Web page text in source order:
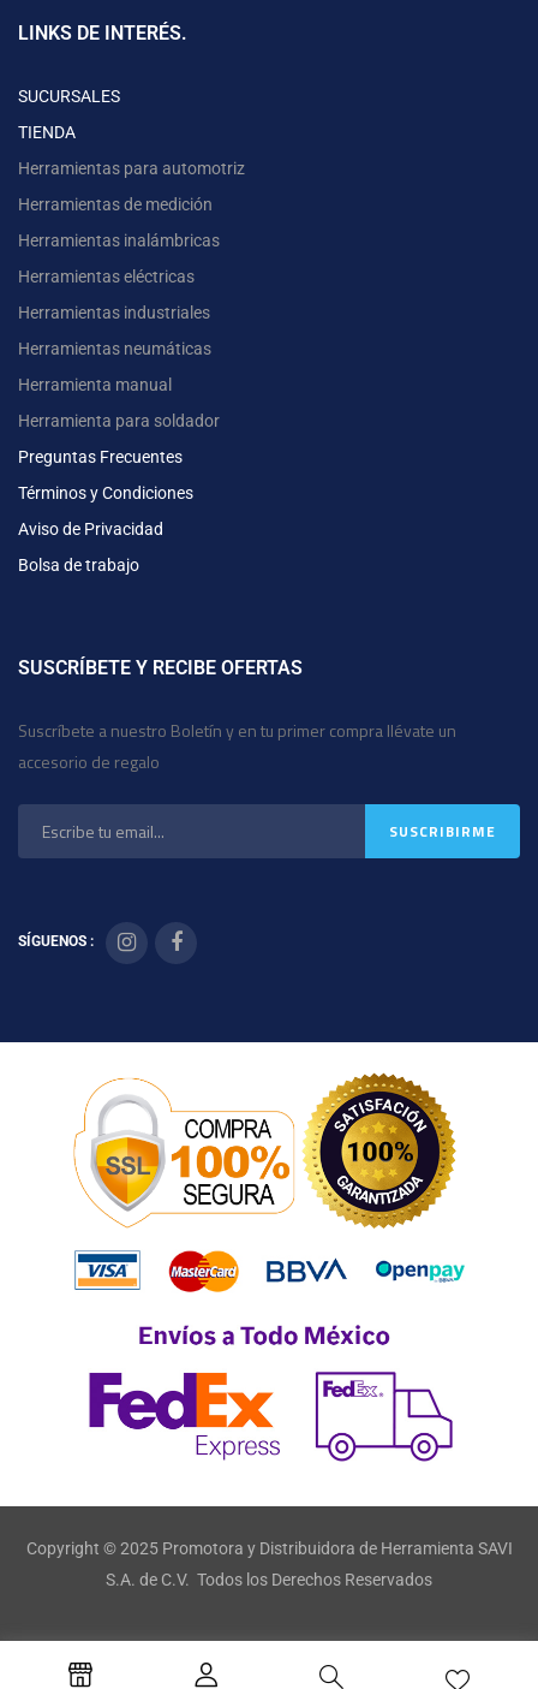
LINKS DE INTERÉS.
SUCURSALES
TIENDA
Herramientas para automotriz
Herramientas de medición
Herramientas inalámbricas
Herramientas eléctricas
Herramientas industriales
Herramientas neumáticas
Herramienta manual
Herramienta para soldador
Preguntas Frecuentes
Términos y Condiciones
Aviso de Privacidad
Bolsa de trabajo
SUSCRÍBETE Y RECIBE OFERTAS
Suscríbete a nuestro Boletín y en tu primer compra llévate un
accesorio de regalo
SÍGUENOS :
Copyright © 2025 Promotora y Distribuidora de Herramienta SAVI
S.A. de C.V. Todos los Derechos Reservados